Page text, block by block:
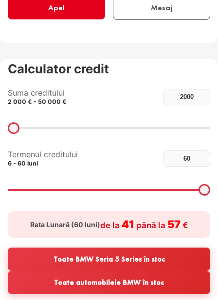
Apel Mesaj
Calculator credit
Suma creditului
2 000 € - 50 000 €
Termenul creditului
6 - 60 luni
Rata Lunară (60 luni)de la 41 până la 57€
Toate BMW Seria 5 Series în stoc
Toate automobilele BMW în stoc